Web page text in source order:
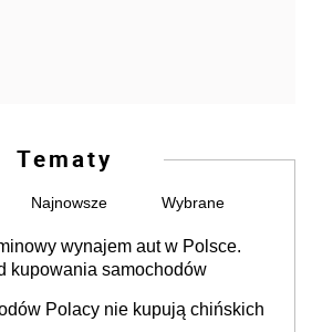
Tematy
Najnowsze Wybrane
wynajem aut w Polsce.
kupowania samochodów
Polacy nie kupują chińskich